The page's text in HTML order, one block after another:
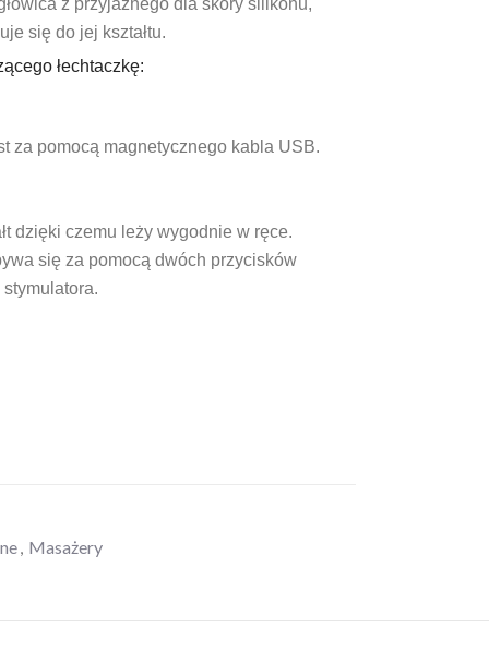
się do jej kształtu.
łechtaczkę:
za pomocą magnetycznego kabla USB.
dzięki czemu leży wygodnie w ręce.
się za pomocą dwóch przycisków
, Masażery